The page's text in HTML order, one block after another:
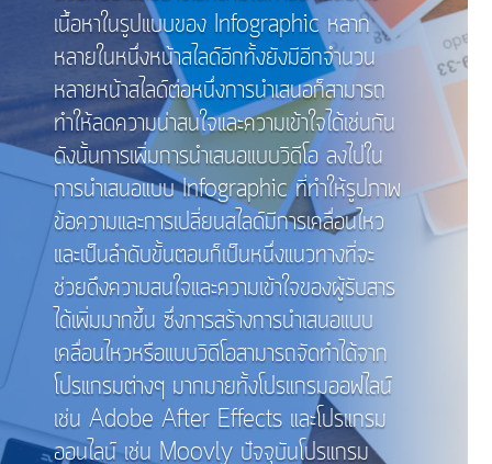
เนื้อหาในรูปแบบของ Infographic หลาก
หลายในหนึ่งหน้าสไลด์อีกทั้งยังมีอีกจำนวน
หลายหน้าสไลด์ต่อหนึ่งการนำเสนอก็สามารถ
ทำให้ลดความน่าสนใจและความเข้าใจได้เช่นกัน
ดังนั้นการเพิ่มการนำเสนอแบบวิดีโอ ลงไปใน
การนำเสนอแบบ Infographic ที่ทำให้รูปภาพ
ข้อความและการเปลี่ยนสไลด์มีการเคลื่อนไหว
และเป็นลำดับขั้นตอนก็เป็นหนึ่งแนวทางที่จะ
ช่วยดึงความสนใจและความเข้าใจของผู้รับสาร
ได้เพิ่มมากขึ้น ซึ่งการสร้างการนำเสนอแบบ
เคลื่อนไหวหรือแบบวิดีโอสามารถจัดทำได้จาก
โปรแกรมต่างๆ มากมายทั้งโปรแกรมออฟไลน์
เช่น Adobe After Effects และโปรแกรม
ออนไลน์ เช่น Moovly ปัจจุบันโปรแกรม